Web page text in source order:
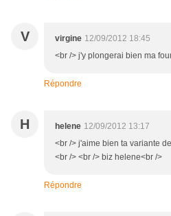
V virgine 12/09/2012 18:45
<br /> j'y plongerai bien ma
Répondre
H helene 12/09/2012 13:17
<br /> j'aime bien ta variante
<br /> <br /> biz helene<br />
Répondre